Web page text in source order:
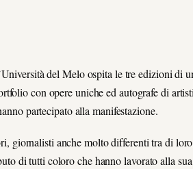
del Melo ospita le tre edizioni di
con opere uniche ed autografe di
partecipato alla manifestazione.
giornalisti anche molto differenti tra di
di tutti coloro che hanno lavorato alla